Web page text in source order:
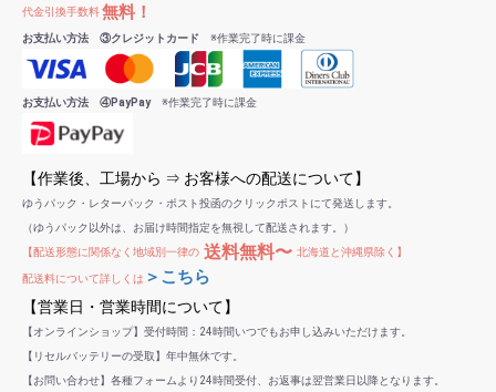
代金引換手数料無料！
お支払い方法 ③クレジットカード ※作業完了時に課金
お支払い方法 ④PayPay※作業完了時に課金
【作業後、工場から ⇒ お客様への配送について】
ゆうパック・レターパック・ポスト投函のクリックポストにて発送します。
（ゆうパック以外は、お届け時間指定を無視して配送されます。）
【配送形態に関係なく地域別一律の 送料無料〜 北海道と沖縄県除く】
配送料について詳しくは ＞こちら
【営業日・営業時間について】
【オンラインショップ】受付時間：24時間いつでもお申し込みいただけます。
【リセルバッテリーの受取】年中無休です。
【お問い合わせ】各種フォームより24時間受付、お返事は翌営業日以降となります。